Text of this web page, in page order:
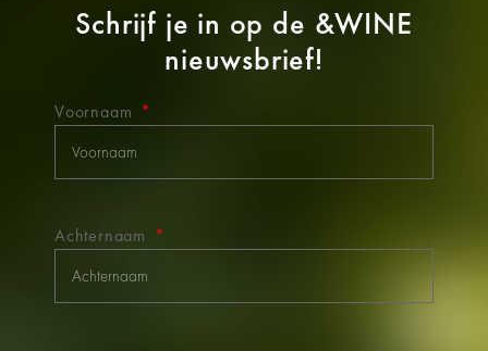
Schrijf je in op de &WINE
nieuwsbrief!
Voornaam
Achternaam